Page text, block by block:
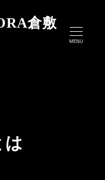
MENU
は